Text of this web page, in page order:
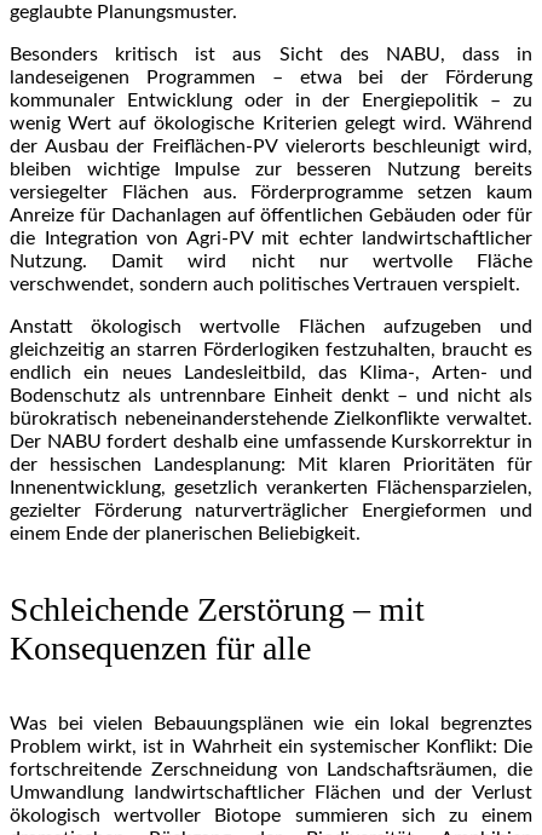
geglaubte Planungsmuster.
Besonders kritisch ist aus Sicht des NABU, dass in
landeseigenen Programmen – etwa bei der Förderung
kommunaler Entwicklung oder in der Energiepolitik – zu
wenig Wert auf ökologische Kriterien gelegt wird. Während
der Ausbau der Freiflächen-PV vielerorts beschleunigt wird,
bleiben wichtige Impulse zur besseren Nutzung bereits
versiegelter Flächen aus. Förderprogramme setzen kaum
Anreize für Dachanlagen auf öffentlichen Gebäuden oder für
die Integration von Agri-PV mit echter landwirtschaftlicher
Nutzung. Damit wird nicht nur wertvolle Fläche
verschwendet, sondern auch politisches Vertrauen verspielt.
Anstatt ökologisch wertvolle Flächen aufzugeben und
gleichzeitig an starren Förderlogiken festzuhalten, braucht es
endlich ein neues Landesleitbild, das Klima-, Arten- und
Bodenschutz als untrennbare Einheit denkt – und nicht als
bürokratisch nebeneinanderstehende Zielkonflikte verwaltet.
Der NABU fordert deshalb eine umfassende Kurskorrektur in
der hessischen Landesplanung: Mit klaren Prioritäten für
Innenentwicklung, gesetzlich verankerten Flächensparzielen,
gezielter Förderung naturverträglicher Energieformen und
einem Ende der planerischen Beliebigkeit.
Schleichende Zerstörung – mit
Konsequenzen für alle
Was bei vielen Bebauungsplänen wie ein lokal begrenztes
Problem wirkt, ist in Wahrheit ein systemischer Konflikt: Die
fortschreitende Zerschneidung von Landschaftsräumen, die
Umwandlung landwirtschaftlicher Flächen und der Verlust
ökologisch wertvoller Biotope summieren sich zu einem